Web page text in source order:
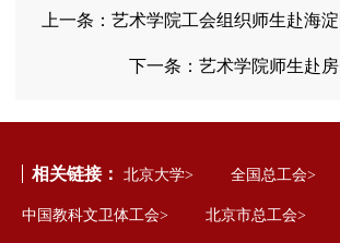
上一条： 艺术学院工会组织师生赴海
下一条： 艺术学院师生赴
相关链接： 北京大学> 全国总工会>
中国教科文卫体工会> 北京市总工会>